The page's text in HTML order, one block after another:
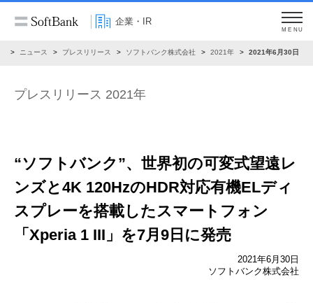
企業・IR
MENU
ニュース プレスリリース ソフトバンク株式会社 2021年 2021年6月30日
プレスリリース 2021年
“ソフトバンク”、世界初の可変式望遠レ
ンズと4K 120HzのHDR対応有機ELディ
スプレーを搭載したスマートフォン
「Xperia 1 III」を7月9日に発売
2021年6月30日
ソフトバンク株式会社